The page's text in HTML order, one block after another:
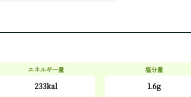
エネルギー量
233kal
塩分量
1.6g